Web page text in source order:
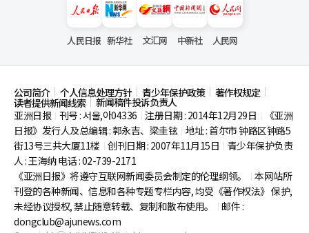
人民日报 新华社 文汇网 中新社 人民网
公司简介 个人信息处理方针 青少年保护政策 著作权规定
读者提供新闻线索
新闻稿件投诉负责人
亚洲日报
刊号 : 서울,아04336 注册日期 : 2014年12月29日
《亚洲
日报》发行人及总编辑 : 郭永吉、梁圭铉 地址 : 首尔市钟路区钟路5
街13号三共大厦11楼 创刊日期 : 2007年11月15日
青少年保护负责
人 : 王海纳 电话 : 02-739-2171
《亚洲日报》将遵守互联网新闻委员会制定的伦理纲领。
本网站所
刊登的各种新闻、信息和各种专题专栏内容, 均受《著作权法》 保护,
未经协议授权, 禁止随意转载、复制和散布使用。
邮件 :
dongclub@ajunews.com